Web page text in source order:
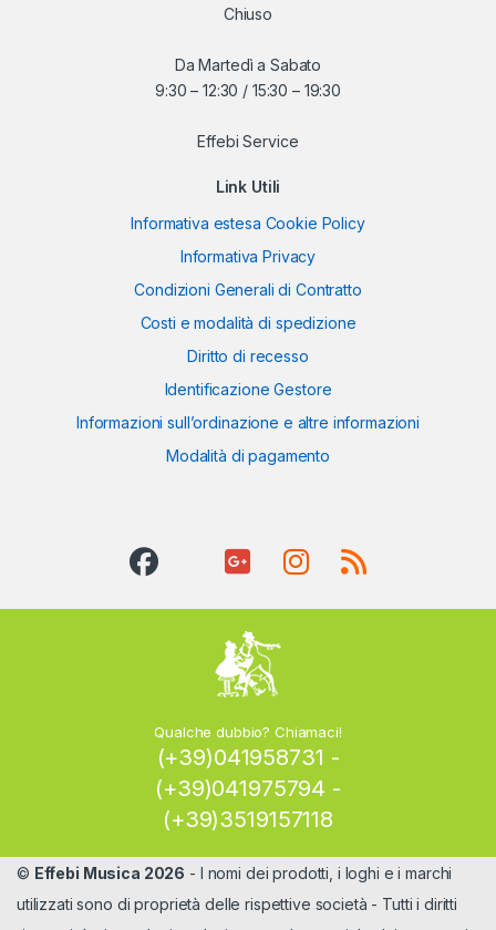
Chiuso
Da Martedì a Sabato
9:30 – 12:30 / 15:30 – 19:30
Effebi Service
Link Utili
Informativa estesa Cookie Policy
Informativa Privacy
Condizioni Generali di Contratto
Costi e modalità di spedizione
Diritto di recesso
Identificazione Gestore
Informazioni sull’ordinazione e altre informazioni
Modalità di pagamento
Qualche dubbio? Chiamaci!
(+39)041958731 -
(+39)041975794 -
(+39)3519157118
© Effebi Musica 2026 - I nomi dei prodotti, i loghi e i marchi
utilizzati sono di proprietà delle rispettive società - Tutti i diritti